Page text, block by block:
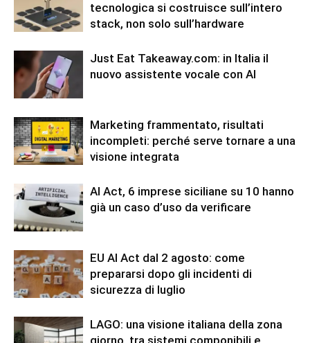
tecnologica si costruisce sull’intero
stack, non solo sull’hardware
Just Eat Takeaway.com: in Italia il
nuovo assistente vocale con AI
Marketing frammentato, risultati
incompleti: perché serve tornare a una
visione integrata
AI Act, 6 imprese siciliane su 10 hanno
già un caso d’uso da verificare
EU AI Act dal 2 agosto: come
prepararsi dopo gli incidenti di
sicurezza di luglio
LAGO: una visione italiana della zona